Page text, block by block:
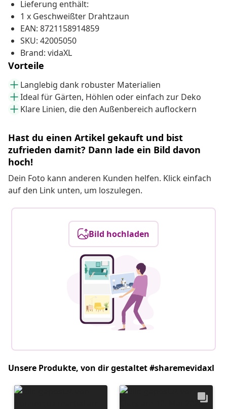
Lieferung enthält:
1 x Geschweißter Drahtzaun
EAN: 8721158914859
SKU: 42005050
Brand: vidaXL
Vorteile
Langlebig dank robuster Materialien
Ideal für Gärten, Höhlen oder einfach zur Deko
Klare Linien, die den Außenbereich auflockern
Hast du einen Artikel gekauft und bist
zufrieden damit? Dann lade ein Bild davon
hoch!
Dein Foto kann anderen Kunden helfen. Klick einfach
auf den Link unten, um loszulegen.
Bild hochladen
Unsere Produkte, von dir gestaltet #sharemevidaxl